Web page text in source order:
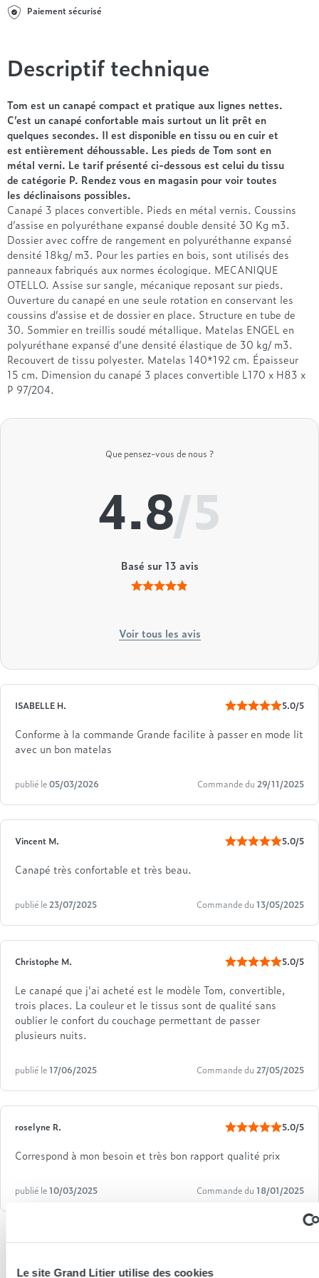
Le site Grand Litier utilise des cookies
+ de 1500€
Alpen
André Renault
Beautyrest Luxury
Epeda
Ergotherm
Grand Litier
Hotel & Lodge
Simmons
Styldecor
Technilat
Tempur
Treca
- de 1000€
Entre 1000 et 1500€
+ de 500€
+ de 1500€
Paiement sécurisé
Descriptif technique
Tom est un canapé compact et pratique aux lignes nettes.
C’est un canapé confortable mais surtout un lit prêt en
quelques secondes. Il est disponible en tissu ou en cuir et
est entièrement déhoussable. Les pieds de Tom sont en
métal verni. Le tarif présenté ci-dessous est celui du tissu
de catégorie P. Rendez vous en magasin pour voir toutes
les déclinaisons possibles.
Canapé 3 places convertible. Pieds en métal vernis. Coussins
d’assise en polyuréthane expansé double densité 30 Kg m3.
Dossier avec coffre de rangement en polyuréthanne expansé
densité 18kg/ m3. Pour les parties en bois, sont utilisés des
panneaux fabriqués aux normes écologique. MECANIQUE
OTELLO. Assise sur sangle, mécanique reposant sur pieds.
Ouverture du canapé en une seule rotation en conservant les
coussins d’assise et de dossier en place. Structure en tube de
30. Sommier en treillis soudé métallique. Matelas ENGEL en
polyuréthane expansé d’une densité élastique de 30 kg/ m3.
Recouvert de tissu polyester. Matelas 140*192 cm. Épaisseur
15 cm. Dimension du canapé 3 places convertible L170 x H83 x
P 97/204.
Que pensez-vous de nous ?
4.8/5
Basé sur13 avis
Voir tous les avis
ISABELLE H. 5.0/5
Conforme à la commande Grande facilite à passer en mode lit
avec un bon matelas
publié le05/03/2026 Commande du 29/11/2025
Vincent M. 5.0/5
Canapé très confortable et très beau.
publié le23/07/2025 Commande du 13/05/2025
Christophe M. 5.0/5
Le canapé que j'ai acheté est le modèle Tom, convertible,
trois places. La couleur et le tissus sont de qualité sans
oublier le confort du couchage permettant de passer
plusieurs nuits.
publié le17/06/2025 Commande du 27/05/2025
roselyne R. 5.0/5
Correspond à mon besoin et très bon rapport qualité prix
publié le10/03/2025 Commande du 18/01/2025